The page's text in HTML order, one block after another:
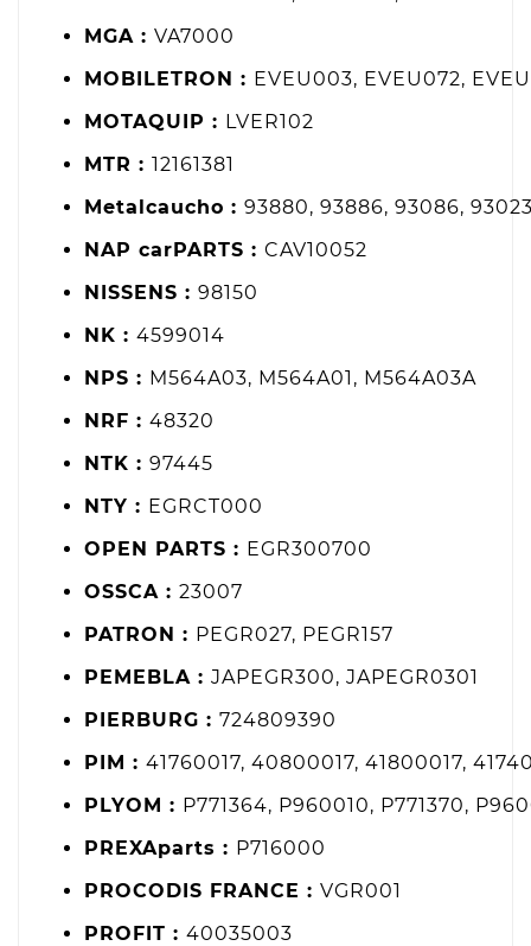
MGA : VA7000
MOBILETRON : EVEU003, EVEU072,
MOTAQUIP : LVER102
MTR : 12161381
Metalcaucho : 93880, 93886, 93086,
NAP carPARTS : CAV10052
NISSENS : 98150
NK : 4599014
NPS : M564A03, M564A01, M564A03A
NRF : 48320
NTK : 97445
NTY : EGRCT000
OPEN PARTS : EGR300700
OSSCA : 23007
PATRON : PEGR027, PEGR157
PEMEBLA : JAPEGR300, JAPEGR0301
PIERBURG : 724809390
PIM : 41760017, 40800017, 41800017,
PLYOM : P771364, P960010, P771370,
PREXAparts : P716000
PROCODIS FRANCE : VGR001
PROFIT : 40035003